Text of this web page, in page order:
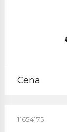
Cena
11654175